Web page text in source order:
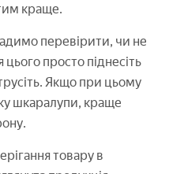
краще.
перевірити, чи не
просто піднесіть
Якщо при цьому
шкаралупи, краще
товару в